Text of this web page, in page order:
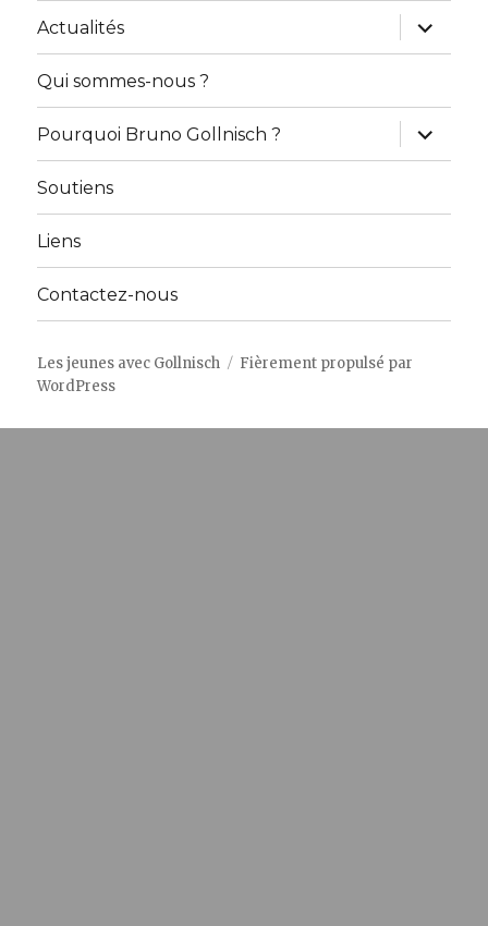
Actualités
ouvrir
le
sous-
Qui sommes-nous ?
Pourquoi Bruno Gollnisch ?
ouvrir
le
sous-
Soutiens
Liens
Contactez-nous
Les jeunes avec Gollnisch
Fièrement propulsé par
WordPress